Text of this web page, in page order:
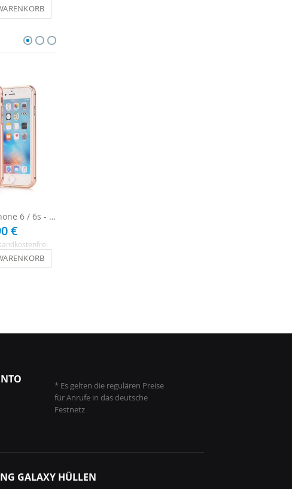
Bumper für iPhone 6 / 6s - Roségold / Transparent
€
* Es gelten die regulären Preise
für Anrufe in das deutsche
Festnetz
GALAXY HÜLLEN